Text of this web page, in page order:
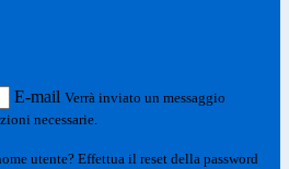
E-mail Verrà inviato un messaggio
necessarie.
utente? Effettua il reset della password